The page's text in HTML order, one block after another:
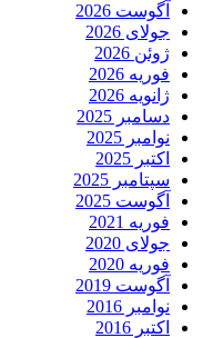
آگوست 2026
جولای 2026
ژوئن 2026
فوریه 2026
ژانویه 2026
دسامبر 2025
نوامبر 2025
اکتبر 2025
سپتامبر 2025
آگوست 2025
فوریه 2021
جولای 2020
فوریه 2020
آگوست 2019
نوامبر 2016
اکتبر 2016